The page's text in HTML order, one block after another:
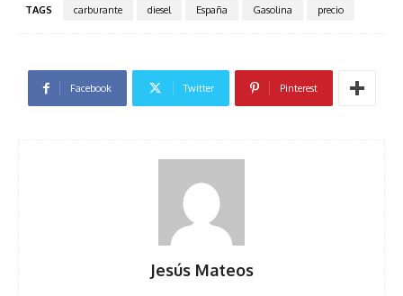
TAGS carburante diesel España Gasolina precio
Facebook Twitter Pinterest
Jesús Mateos